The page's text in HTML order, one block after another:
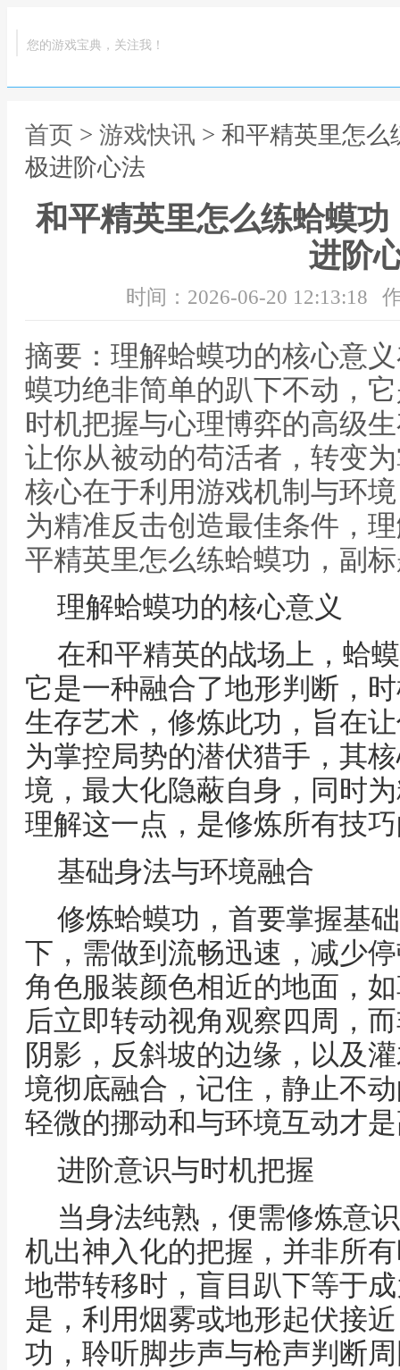
您的游戏宝典，关注我！
首页 > 游戏快讯 > 和平精英里怎
极进阶心法
和平精英里怎么练蛤蟆
进阶
时间：2026-06-20 12:13:18
摘要：理解蛤蟆功的核心意
蟆功绝非简单的趴下不动，
时机把握与心理博弈的高级
让你从被动的苟活者，转变
核心在于利用游戏机制与环
为精准反击创造最佳条件，
平精英里怎么练蛤蟆功，副
理解蛤蟆功的核心意义
在和平精英的战场上，蛤
它是一种融合了地形判断，
生存艺术，修炼此功，旨在
为掌控局势的潜伏猎手，其
境，最大化隐蔽自身，同时
理解这一点，是修炼所有技
基础身法与环境融合
修炼蛤蟆功，首要掌握基
下，需做到流畅迅速，减少
角色服装颜色相近的地面，
后立即转动视角观察四周，
阴影，反斜坡的边缘，以及
境彻底融合，记住，静止不
轻微的挪动和与环境互动才
进阶意识与时机把握
当身法纯熟，便需修炼意
机出神入化的把握，并非所
地带转移时，盲目趴下等于
是，利用烟雾或地形起伏接
功，聆听脚步声与枪声判断